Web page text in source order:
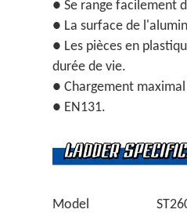
● Se range facilement
● La surface de
● Les pièces en
durée de vie.
● Chargement
● EN131.
Model